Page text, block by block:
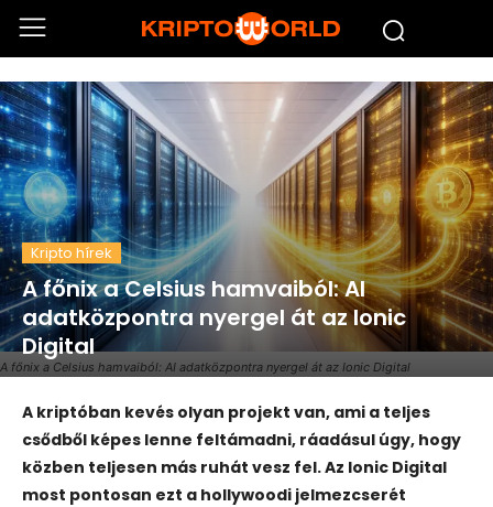
A főnix a Celsius hamvaiból: AI adatközpontra nyergel át az Ionic Digital
Kripto hírek
A főnix a Celsius hamvaiból: AI
adatközpontra nyergel át az Ionic
Digital
A kriptóban kevés olyan projekt van, ami a teljes
csődből képes lenne feltámadni, ráadásul úgy, hogy
közben teljesen más ruhát vesz fel. Az Ionic Digital
most pontosan ezt a hollywoodi jelmezcserét